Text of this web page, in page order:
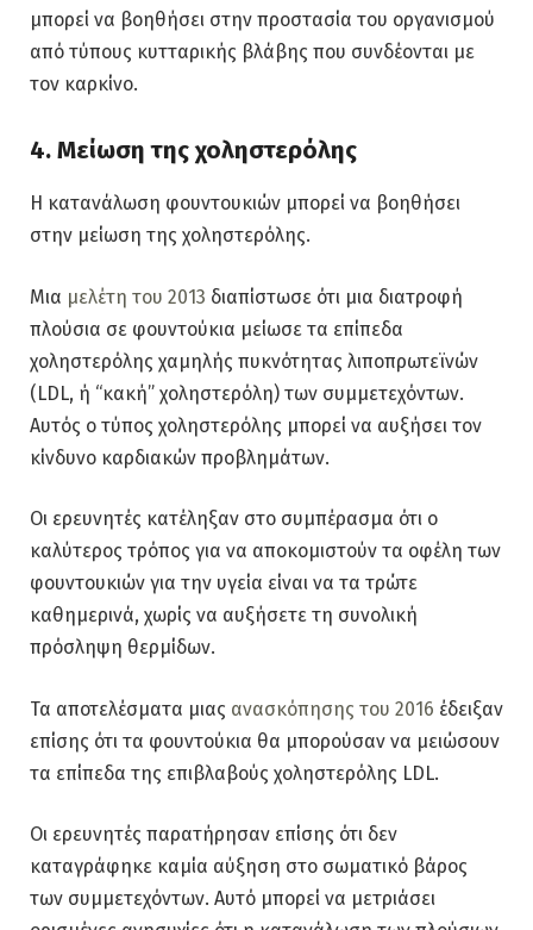
μπορεί να βοηθήσει στην προστασία του οργανισμού
από τύπους κυτταρικής βλάβης που συνδέονται με
τον καρκίνο.
4. Μείωση της χοληστερόλης
Η κατανάλωση φουντουκιών μπορεί να βοηθήσει
στην μείωση της χοληστερόλης.
Μια μελέτη του 2013 διαπίστωσε ότι μια διατροφή
πλούσια σε φουντούκια μείωσε τα επίπεδα
χοληστερόλης χαμηλής πυκνότητας λιποπρωτεϊνών
(LDL, ή “κακή” χοληστερόλη) των συμμετεχόντων.
Αυτός ο τύπος χοληστερόλης μπορεί να αυξήσει τον
κίνδυνο καρδιακών προβλημάτων.
Οι ερευνητές κατέληξαν στο συμπέρασμα ότι ο
καλύτερος τρόπος για να αποκομιστούν τα οφέλη των
φουντουκιών για την υγεία είναι να τα τρώτε
καθημερινά, χωρίς να αυξήσετε τη συνολική
πρόσληψη θερμίδων.
Τα αποτελέσματα μιας ανασκόπησης του 2016 έδειξαν
επίσης ότι τα φουντούκια θα μπορούσαν να μειώσουν
τα επίπεδα της επιβλαβούς χοληστερόλης LDL.
Οι ερευνητές παρατήρησαν επίσης ότι δεν
καταγράφηκε καμία αύξηση στο σωματικό βάρος
των συμμετεχόντων. Αυτό μπορεί να μετριάσει